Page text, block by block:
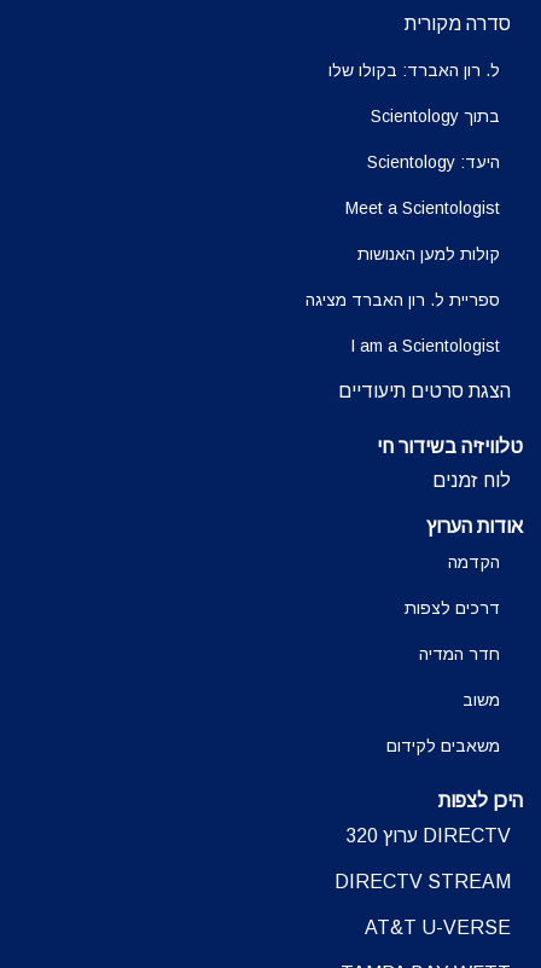
סדרה מקורית
ל. רון האברד: בקולו שלו
בתוך Scientology
היעד: Scientology
Meet a Scientologist
קולות למען האנושות
ספריית ל. רון האברד מציגה
I am a Scientologist
הצגת סרטים תיעודיים
טלוויזיה בשידור חי
לוח זמנים
אודות הערוץ
הקדמה
דרכים לצפות
חדר המדיה
משוב
משאבים לקידום
היכן לצפות
DIRECTV ערוץ 320
DIRECTV STREAM
AT&T U-VERSE